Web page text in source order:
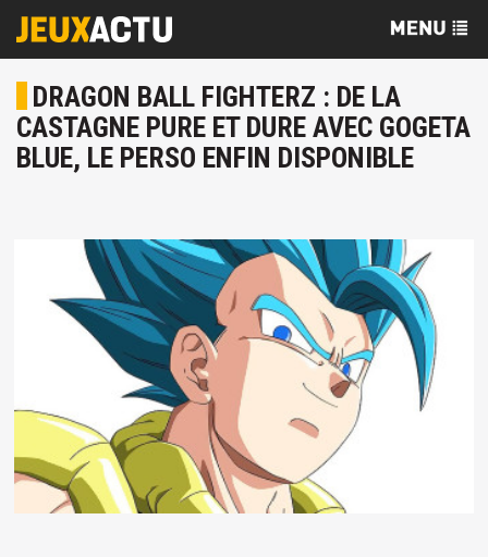
DRAGON BALL FIGHTERZ : DE LA
CASTAGNE PURE ET DURE AVEC GOGETA
BLUE, LE PERSO ENFIN DISPONIBLE